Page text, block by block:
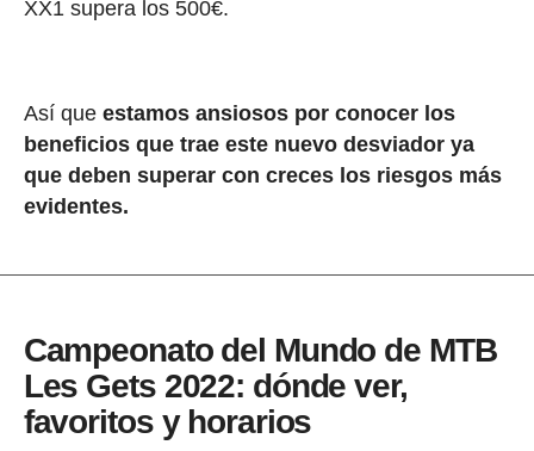
XX1 supera los 500€.
Así que estamos ansiosos por conocer los
beneficios que trae este nuevo desviador ya
que deben superar con creces los riesgos más
evidentes.
Campeonato del Mundo de MTB
Les Gets 2022: dónde ver,
favoritos y horarios